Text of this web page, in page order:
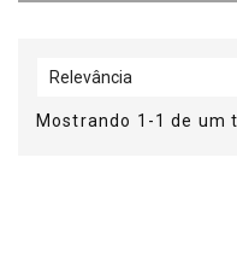
Relevância
Mostrando 1-1 de um